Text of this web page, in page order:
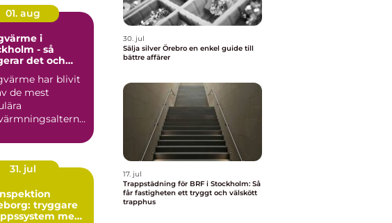
01. aug
i
- så
det och
har blivit
de mest
31. jul
tryggare
med
30. jul
Sälja silver Örebro en enkel guide till
bättre affärer
17. jul
Trappstädning för BRF i Stockholm: Så
får fastigheten ett tryggt och välskött
trapphus